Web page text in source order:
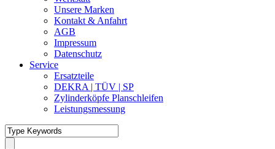
Unsere Marken
Kontakt & Anfahrt
AGB
Impressum
Datenschutz
Service
Ersatzteile
DEKRA | TÜV | SP
Zylinderköpfe Planschleifen
Leistungsmessung